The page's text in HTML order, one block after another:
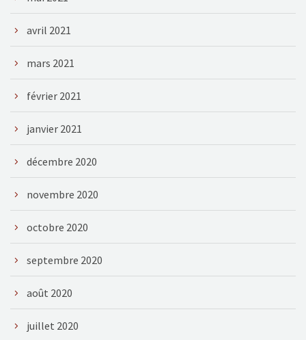
avril 2021
mars 2021
février 2021
janvier 2021
décembre 2020
novembre 2020
octobre 2020
septembre 2020
août 2020
juillet 2020